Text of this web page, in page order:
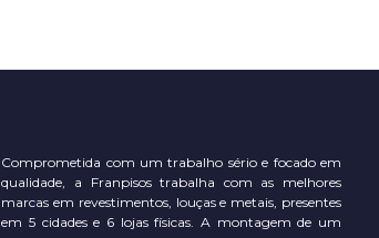
Comprometida com um trabalho sério e focado em
qualidade, a Franpisos trabalha com as melhores
marcas em revestimentos, louças e metais, presentes
em 5 cidades e 6 lojas físicas. A montagem de um